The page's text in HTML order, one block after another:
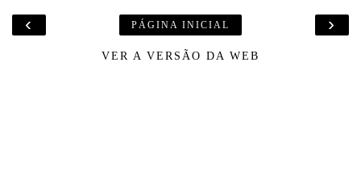
‹ ›
PÁGINA INICIAL
VER A VERSÃO DA WEB